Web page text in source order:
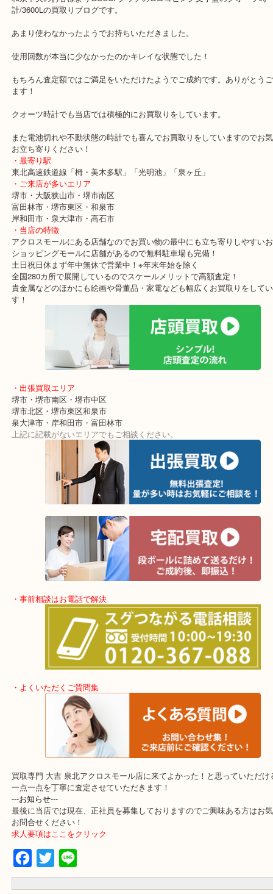
全て 時計 グッチ 和泉市
和泉中央のお客様よりGUCCI グッチのGロゴピンク文字盤のクオー
計/3600Lの買取りブログです。
あまり使わなかったようでお持ちいただきました。
使用回数が本当に少なかったのかキレイな状態でした！
もちろん査定額ではご満足をいただけたようでご成約です。ありが
クオーツ時計でも当店では積極的にお買取りをしています。
また電池切れや不動状態の時計でも喜んでお買取りをしていますの
お立ち寄りください！
・最寄り駅
東北高速鉄道線「栂・美木多駅」「光明池」「泉ヶ丘」
・ご来店が多いエリア
堺市・大阪狭山市・堺市南区
富田林市・堺市東区・和泉市
岸和田市・泉大津市・高石市
・当店の特徴
アクロスモールにある店舗なのでお買い物の最中にも立ち寄りしや
ショッピングモールに店舗があるので無料駐車場も完備！
土日祝日休まず年中無休で営業中！※年末年始を除く
全国280カ所で展開しているのでスケールメリットで高額査定！
貴金属などのほかにも絵画や骨董品・家電なども幅広くお買取りを
・出張買取エリア
堺市・堺市南区・堺市中区
堺市北区・堺市東区和泉市
泉大津市・岸和田市・富田林市
上記に記載がないエリアでもご相談ください。